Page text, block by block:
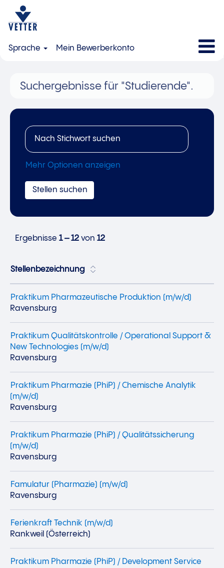
Sprache Mein Bewerberkonto
Suchergebnisse für "Studierende".
Mehr Optionen anzeigen
Ergebnisse 1 – 12 von 12
Stellenbezeichnung
Praktikum Pharmazeutische Produktion (m/w/d)
Ravensburg
Praktikum Qualitätskontrolle / Operational Support &
New Technologies (m/w/d)
Ravensburg
Praktikum Pharmazie (PhiP) / Chemische Analytik
(m/w/d)
Ravensburg
Praktikum Pharmazie (PhiP) / Qualitätssicherung
(m/w/d)
Ravensburg
Famulatur (Pharmazie) (m/w/d)
Ravensburg
Ferienkraft Technik (m/w/d)
Rankweil (Österreich)
Praktikum Pharmazie (PhiP) / Development Service